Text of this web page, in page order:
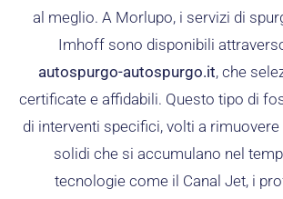
al meglio. A Morlupo, i servizi di
Imhoff sono disponibili
autospurgo-autospurgo.it, che
certificate e affidabili. Questo tipo di
di interventi specifici, volti a
solidi che si accumulano nel
tecnologie come il Canal Jet, i